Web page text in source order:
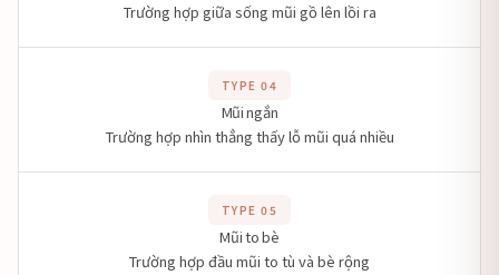
Trường hợp giữa sống mũi gồ lên lồi ra
TYPE 04
Mũi ngắn
Trường hợp nhìn thẳng thấy lỗ mũi quá nhiều
TYPE 05
Mũi to bè
Trường hợp đầu mũi to tù và bè rộng